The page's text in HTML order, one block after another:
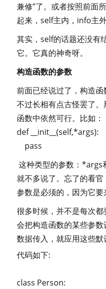
兼修”了。或者按照前面
起来，self主内，info主外
其实，self的话题还没有
它。它真的神奇呀。
构造函数的参数
前面已经说过了，构造
不过长相有点古怪罢了
函数中依然可行。比如：
def __init__(self,*args):
pass
这种类型的参数：*args
就不多说了。忘了的看
参数是必须的，因为它要
很多时候，并不是每次
会把构造函数的某些参
数据传入，就应用这些默
代码如下:
class Person: